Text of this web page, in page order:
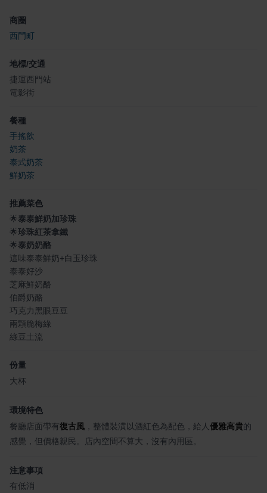
商圈
西門町
地標/交通
捷運西門站
電影街
餐種
手搖飲
奶茶
泰式奶茶
鮮奶茶
推薦菜色
🌟泰泰鮮奶加珍珠
🌟珍珠紅茶拿鐵
🌟泰奶奶酪
這味泰泰鮮奶+白玉珍珠
泰泰好沙
芝麻鮮奶酪
伯爵奶酪
巧克力黑眼豆豆
兩顆脆梅綠
綠豆土流
份量
大杯
環境特色
餐廳店面帶有復古風 ，整體裝潢以酒紅色為配色，給人 優雅高貴的
感覺，但價格親民。店內空間不算大，沒有內用區。
注意事項
有低消